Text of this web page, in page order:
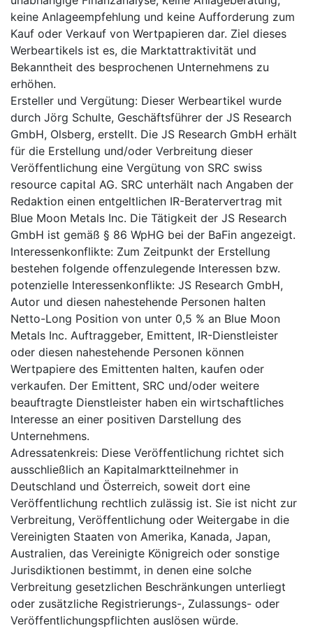
keine Anlageempfehlung und keine Aufforderung zum
Kauf oder Verkauf von Wertpapieren dar. Ziel dieses
Werbeartikels ist es, die Marktattraktivität und
Bekanntheit des besprochenen Unternehmens zu
erhöhen.
Ersteller und Vergütung: Dieser Werbeartikel wurde
durch Jörg Schulte, Geschäftsführer der JS Research
GmbH, Olsberg, erstellt. Die JS Research GmbH erhält
für die Erstellung und/oder Verbreitung dieser
Veröffentlichung eine Vergütung von SRC swiss
resource capital AG. SRC unterhält nach Angaben der
Redaktion einen entgeltlichen IR-Beratervertrag mit
Blue Moon Metals Inc. Die Tätigkeit der JS Research
GmbH ist gemäß § 86 WpHG bei der BaFin angezeigt.
Interessenkonflikte: Zum Zeitpunkt der Erstellung
bestehen folgende offenzulegende Interessen bzw.
potenzielle Interessenkonflikte: JS Research GmbH,
Autor und diesen nahestehende Personen halten
Netto-Long Position von unter 0,5 % an Blue Moon
Metals Inc. Auftraggeber, Emittent, IR-Dienstleister
oder diesen nahestehende Personen können
Wertpapiere des Emittenten halten, kaufen oder
verkaufen. Der Emittent, SRC und/oder weitere
beauftragte Dienstleister haben ein wirtschaftliches
Interesse an einer positiven Darstellung des
Unternehmens.
Adressatenkreis: Diese Veröffentlichung richtet sich
ausschließlich an Kapitalmarktteilnehmer in
Deutschland und Österreich, soweit dort eine
Veröffentlichung rechtlich zulässig ist. Sie ist nicht zur
Verbreitung, Veröffentlichung oder Weitergabe in die
Vereinigten Staaten von Amerika, Kanada, Japan,
Australien, das Vereinigte Königreich oder sonstige
Jurisdiktionen bestimmt, in denen eine solche
Verbreitung gesetzlichen Beschränkungen unterliegt
oder zusätzliche Registrierungs-, Zulassungs- oder
Veröffentlichungspflichten auslösen würde.